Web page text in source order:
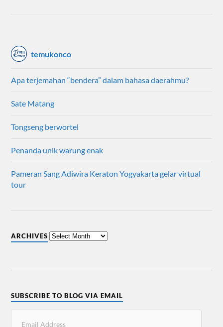
temukonco
Apa terjemahan “bendera” dalam bahasa daerahmu?
Sate Matang
Tongseng berwortel
Penanda unik warung enak
Pameran Sang Adiwira Keraton Yogyakarta gelar virtual
tour
ARCHIVES
SUBSCRIBE TO BLOG VIA EMAIL